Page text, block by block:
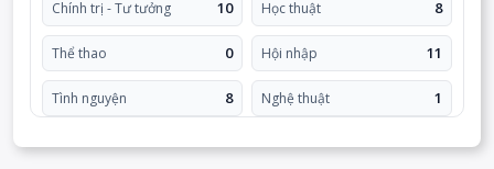
Chính trị - Tư tưởng 10 Học thuật 8
Thể thao 0 Hội nhập 11
Tình nguyện 8 Nghệ thuật 1